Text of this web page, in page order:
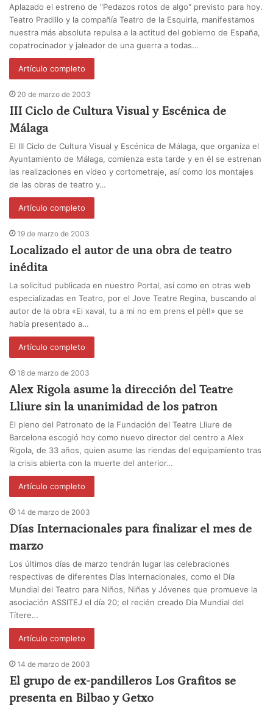
Aplazado el estreno de "Pedazos rotos de algo" previsto para hoy.
Teatro Pradillo y la compañía Teatro de la Esquirla, manifestamos
nuestra más absoluta repulsa a la actitud del gobierno de España,
copatrocinador y jaleador de una guerra a todas…
Artículo completo
20 de marzo de 2003
III Ciclo de Cultura Visual y Escénica de
Málaga
El III Ciclo de Cultura Visual y Escénica de Málaga, que organiza el
Ayuntamiento de Málaga, comienza esta tarde y en él se estrenan
las realizaciones en vídeo y cortometraje, así como los montajes
de las obras de teatro y…
Artículo completo
19 de marzo de 2003
Localizado el autor de una obra de teatro
inédita
La solicitud publicada en nuestro Portal, así como en otras web
especializadas en Teatro, por el Jove Teatre Regina, buscando al
autor de la obra «Ei xaval, tu a mi no em prens el pèl!» que se
había presentado a…
Artículo completo
18 de marzo de 2003
Alex Rigola asume la dirección del Teatre
Lliure sin la unanimidad de los patron
El pleno del Patronato de la Fundación del Teatre Lliure de
Barcelona escogió hoy como nuevo director del centro a Alex
Rigola, de 33 años, quien asume las riendas del equipamiento tras
la crisis abierta con la muerte del anterior…
Artículo completo
14 de marzo de 2003
Días Internacionales para finalizar el mes de
marzo
Los últimos días de marzo tendrán lugar las celebraciones
respectivas de diferentes Días Internacionales, como el Día
Mundial del Teatro para Niños, Niñas y Jóvenes que promueve la
asociación ASSITEJ el día 20; el recién creado Día Mundial del
Títere…
Artículo completo
14 de marzo de 2003
El grupo de ex-pandilleros Los Grafitos se
presenta en Bilbao y Getxo